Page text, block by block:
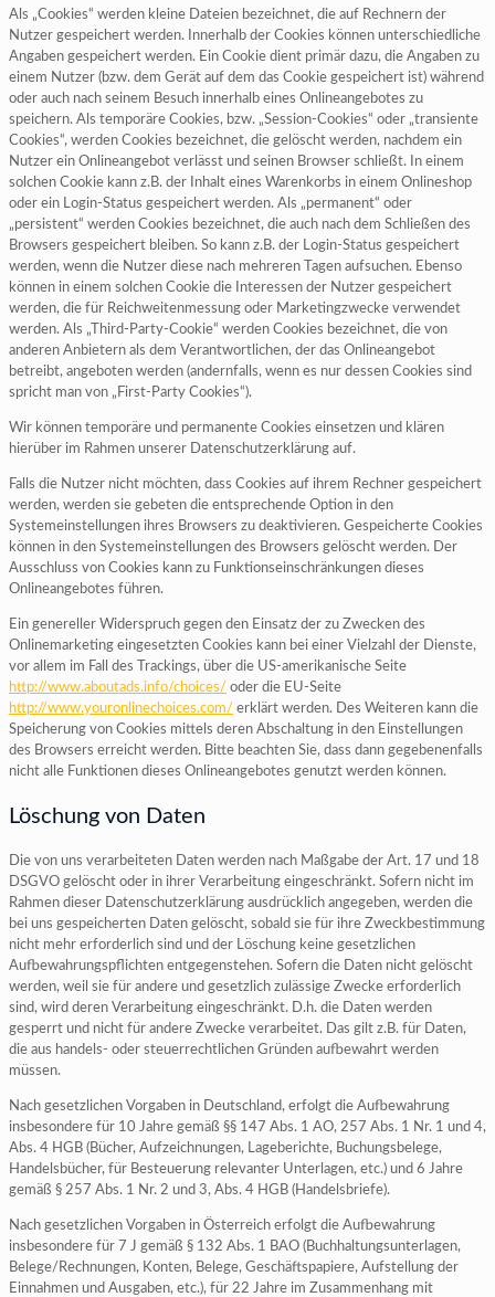
Als „Cookies“ werden kleine Dateien bezeichnet, die auf Rechnern der
Nutzer gespeichert werden. Innerhalb der Cookies können unterschiedliche
Angaben gespeichert werden. Ein Cookie dient primär dazu, die Angaben zu
einem Nutzer (bzw. dem Gerät auf dem das Cookie gespeichert ist) während
oder auch nach seinem Besuch innerhalb eines Onlineangebotes zu
speichern. Als temporäre Cookies, bzw. „Session-Cookies“ oder „transiente
Cookies“, werden Cookies bezeichnet, die gelöscht werden, nachdem ein
Nutzer ein Onlineangebot verlässt und seinen Browser schließt. In einem
solchen Cookie kann z.B. der Inhalt eines Warenkorbs in einem Onlineshop
oder ein Login-Status gespeichert werden. Als „permanent“ oder
„persistent“ werden Cookies bezeichnet, die auch nach dem Schließen des
Browsers gespeichert bleiben. So kann z.B. der Login-Status gespeichert
werden, wenn die Nutzer diese nach mehreren Tagen aufsuchen. Ebenso
können in einem solchen Cookie die Interessen der Nutzer gespeichert
werden, die für Reichweitenmessung oder Marketingzwecke verwendet
werden. Als „Third-Party-Cookie“ werden Cookies bezeichnet, die von
anderen Anbietern als dem Verantwortlichen, der das Onlineangebot
betreibt, angeboten werden (andernfalls, wenn es nur dessen Cookies sind
spricht man von „First-Party Cookies“).
Wir können temporäre und permanente Cookies einsetzen und klären
hierüber im Rahmen unserer Datenschutzerklärung auf.
Falls die Nutzer nicht möchten, dass Cookies auf ihrem Rechner gespeichert
werden, werden sie gebeten die entsprechende Option in den
Systemeinstellungen ihres Browsers zu deaktivieren. Gespeicherte Cookies
können in den Systemeinstellungen des Browsers gelöscht werden. Der
Ausschluss von Cookies kann zu Funktionseinschränkungen dieses
Onlineangebotes führen.
Ein genereller Widerspruch gegen den Einsatz der zu Zwecken des
Onlinemarketing eingesetzten Cookies kann bei einer Vielzahl der Dienste,
vor allem im Fall des Trackings, über die US-amerikanische Seite
http://www.aboutads.info/choices/ oder die EU-Seite
http://www.youronlinechoices.com/ erklärt werden. Des Weiteren kann die
Speicherung von Cookies mittels deren Abschaltung in den Einstellungen
des Browsers erreicht werden. Bitte beachten Sie, dass dann gegebenenfalls
nicht alle Funktionen dieses Onlineangebotes genutzt werden können.
Löschung von Daten
Die von uns verarbeiteten Daten werden nach Maßgabe der Art. 17 und 18
DSGVO gelöscht oder in ihrer Verarbeitung eingeschränkt. Sofern nicht im
Rahmen dieser Datenschutzerklärung ausdrücklich angegeben, werden die
bei uns gespeicherten Daten gelöscht, sobald sie für ihre Zweckbestimmung
nicht mehr erforderlich sind und der Löschung keine gesetzlichen
Aufbewahrungspflichten entgegenstehen. Sofern die Daten nicht gelöscht
werden, weil sie für andere und gesetzlich zulässige Zwecke erforderlich
sind, wird deren Verarbeitung eingeschränkt. D.h. die Daten werden
gesperrt und nicht für andere Zwecke verarbeitet. Das gilt z.B. für Daten,
die aus handels- oder steuerrechtlichen Gründen aufbewahrt werden
müssen.
Nach gesetzlichen Vorgaben in Deutschland, erfolgt die Aufbewahrung
insbesondere für 10 Jahre gemäß §§ 147 Abs. 1 AO, 257 Abs. 1 Nr. 1 und 4,
Abs. 4 HGB (Bücher, Aufzeichnungen, Lageberichte, Buchungsbelege,
Handelsbücher, für Besteuerung relevanter Unterlagen, etc.) und 6 Jahre
gemäß § 257 Abs. 1 Nr. 2 und 3, Abs. 4 HGB (Handelsbriefe).
Nach gesetzlichen Vorgaben in Österreich erfolgt die Aufbewahrung
insbesondere für 7 J gemäß § 132 Abs. 1 BAO (Buchhaltungsunterlagen,
Belege/Rechnungen, Konten, Belege, Geschäftspapiere, Aufstellung der
Einnahmen und Ausgaben, etc.), für 22 Jahre im Zusammenhang mit